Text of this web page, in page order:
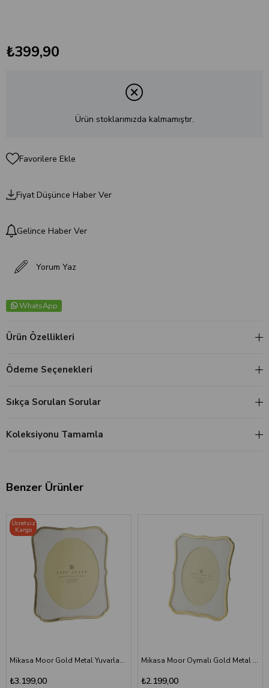
₺399,90
Ürün stoklarımızda kalmamıştır.
Favorilere Ekle
Fiyat Düşünce Haber Ver
Gelince Haber Ver
Yorum Yaz
WhatsApp
Ürün Özellikleri
Ödeme Seçenekleri
Sıkça Sorulan Sorular
Koleksiyonu Tamamla
Benzer Ürünler
Mikasa Moor Gold Metal Yuvarlak Kesimli Çerçeve 20x25 cm - Ornate Luxury Photo Frame
₺3.199,00
Ücretsiz
Kargo
Mikasa Moor Oymalı Gold Metal Çerçeve 13x18cm - Oval İç Kesimli Fotoğraf Çerçevesi
₺2.199,00